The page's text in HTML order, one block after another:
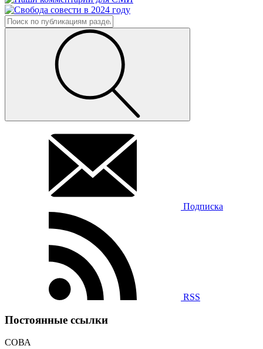
Подписка
RSS
Постоянные ссылки
СОВА